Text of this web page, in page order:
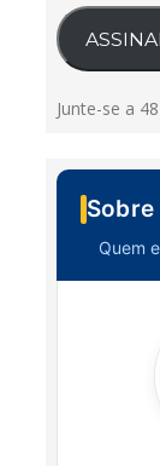
mail
Junte-se a
Quem